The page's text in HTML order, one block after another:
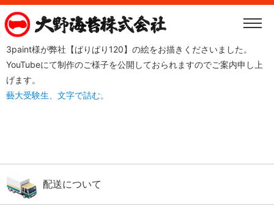
3paint様が弊社【ぱりぱり120】の絵をお描きくださいました。
YouTubeにて制作のご様子を公開しておられますのでご案内申し上
げます。
藝大受験生、文字で詰む。
配送について